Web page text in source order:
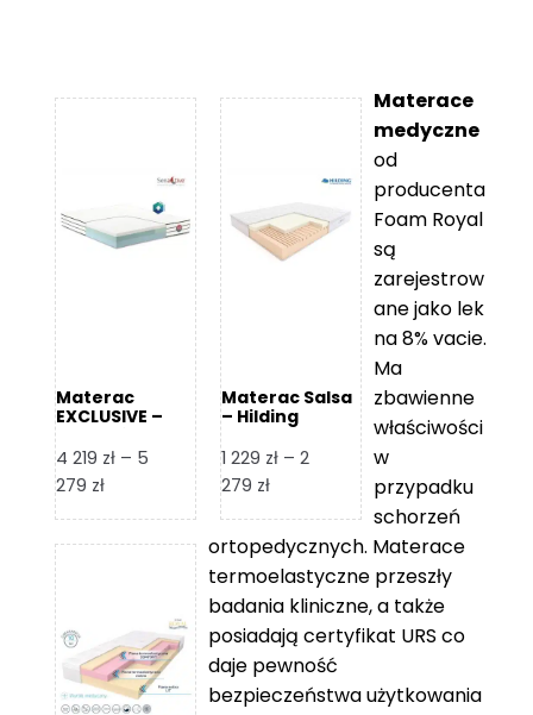
Materac
EXCLUSIVE –
4 219 zł – 5
279 złZakres
od
5
279 zł
Materac Salsa
– Hilding
1 229 zł – 2
279 złZakres
od
1
229 zł
2
279 zł
Materace
medyczne
od
producenta
Foam Royal
są
zarejestrow
ane jako lek
na 8% vacie.
Ma
zbawienne
właściwości
w
przypadku
schorzeń
ortopedycznych. Materace
termoelastyczne przeszły
badania kliniczne, a także
posiadają certyfikat URS co
daje pewność
bezpieczeństwa użytkowania